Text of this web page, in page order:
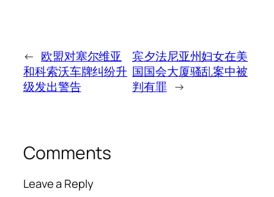
← 欧盟对塞尔维亚
和科索沃车牌纠纷升
级发出警告
宾夕法尼亚州妇女在美
国国会大厦骚乱案中被
判有罪 →
Comments
Leave a Reply